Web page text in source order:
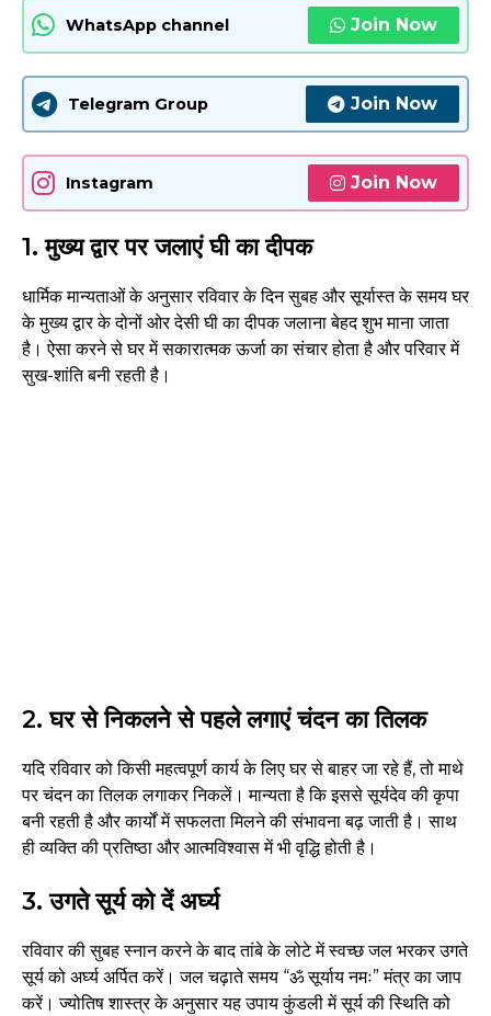
WhatsApp channel Join Now
Telegram Group Join Now
Instagram Join Now
1. मुख्य द्वार पर जलाएं घी का दीपक
धार्मिक मान्यताओं के अनुसार रविवार के दिन सुबह और सूर्यास्त के समय घर
के मुख्य द्वार के दोनों ओर देसी घी का दीपक जलाना बेहद शुभ माना जाता
है। ऐसा करने से घर में सकारात्मक ऊर्जा का संचार होता है और परिवार में
सुख-शांति बनी रहती है।
2. घर से निकलने से पहले लगाएं चंदन का तिलक
यदि रविवार को किसी महत्वपूर्ण कार्य के लिए घर से बाहर जा रहे हैं, तो माथे
पर चंदन का तिलक लगाकर निकलें। मान्यता है कि इससे सूर्यदेव की कृपा
बनी रहती है और कार्यों में सफलता मिलने की संभावना बढ़ जाती है। साथ
ही व्यक्ति की प्रतिष्ठा और आत्मविश्वास में भी वृद्धि होती है।
3. उगते सूर्य को दें अर्घ्य
रविवार की सुबह स्नान करने के बाद तांबे के लोटे में स्वच्छ जल भरकर उगते
सूर्य को अर्घ्य अर्पित करें। जल चढ़ाते समय “ॐ सूर्याय नमः” मंत्र का जाप
करें। ज्योतिष शास्त्र के अनुसार यह उपाय कुंडली में सूर्य की स्थिति को